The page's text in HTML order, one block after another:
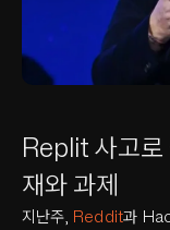
Replit 사고로
재와 과제
지난주, Reddit과